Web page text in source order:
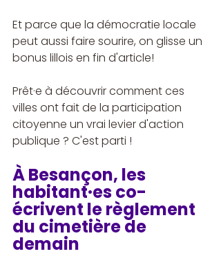
Et parce que la démocratie locale
peut aussi faire sourire, on glisse un
bonus lillois en fin d'article!
Prêt·e à découvrir comment ces
villes ont fait de la participation
citoyenne un vrai levier d'action
publique ? C'est parti !
À Besançon, les
habitant·es co-
écrivent le règlement
du cimetière de
demain